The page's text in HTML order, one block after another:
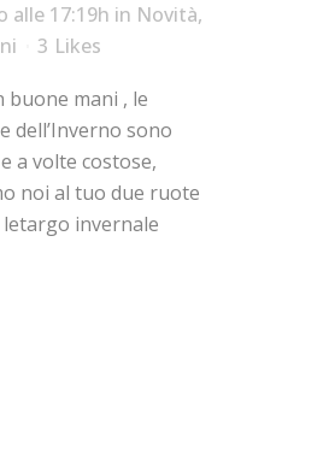
alle 17:19h in Novità,
3 Likes
buone mani , le
dell’Inverno sono
a volte costose,
noi al tuo due ruote
invernale